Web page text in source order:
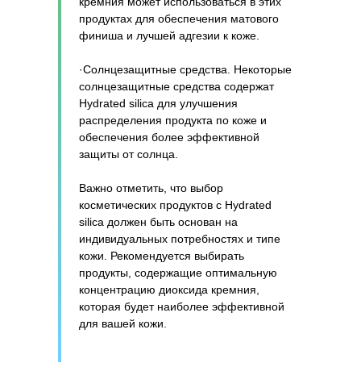
продуктах для обеспечения матового
финиша и лучшей адгезии к коже.
·Солнцезащитные средства. Некоторые
солнцезащитные средства содержат
Hydrated silica для улучшения
распределения продукта по коже и
обеспечения более эффективной
защиты от солнца.
Важно отметить, что выбор
косметических продуктов с Hydrated
silica должен быть основан на
индивидуальных потребностях и типе
кожи. Рекомендуется выбирать
продукты, содержащие оптимальную
концентрацию диоксида кремния,
которая будет наиболее эффективной
для вашей кожи.